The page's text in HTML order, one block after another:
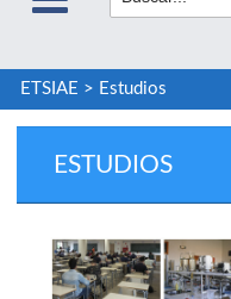
ETSIAE > Estudios
ESTUDIOS